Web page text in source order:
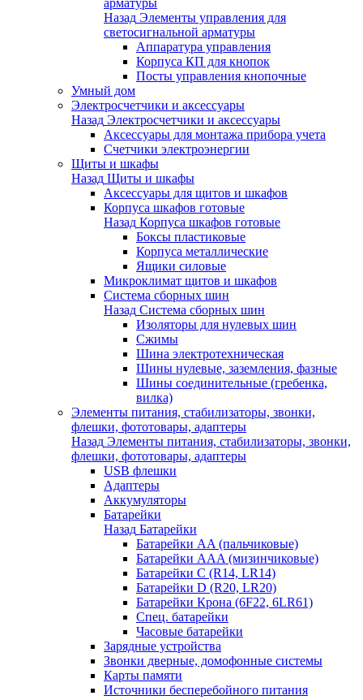
арматуры
Назад Элементы управления для
светосигнальной арматуры
Аппаратура управления
Корпуса КП для кнопок
Посты управления кнопочные
Умный дом
Электросчетчики и аксессуары
Назад Электросчетчики и аксессуары
Аксессуары для монтажа прибора учета
Счетчики электроэнергии
Щиты и шкафы
Назад Щиты и шкафы
Аксессуары для щитов и шкафов
Корпуса шкафов готовые
Назад Корпуса шкафов готовые
Боксы пластиковые
Корпуса металлические
Ящики силовые
Микроклимат щитов и шкафов
Система сборных шин
Назад Система сборных шин
Изоляторы для нулевых шин
Сжимы
Шина электротехническая
Шины нулевые, заземления, фазные
Шины соединительные (гребенка,
вилка)
Элементы питания, стабилизаторы, звонки,
флешки, фототовары, адаптеры
Назад Элементы питания, стабилизаторы, звонки,
флешки, фототовары, адаптеры
USB флешки
Адаптеры
Аккумуляторы
Батарейки
Назад Батарейки
Батарейки AA (пальчиковые)
Батарейки AAA (мизинчиковые)
Батарейки C (R14, LR14)
Батарейки D (R20, LR20)
Батарейки Крона (6F22, 6LR61)
Спец. батарейки
Часовые батарейки
Зарядные устройства
Звонки дверные, домофонные системы
Карты памяти
Источники бесперебойного питания